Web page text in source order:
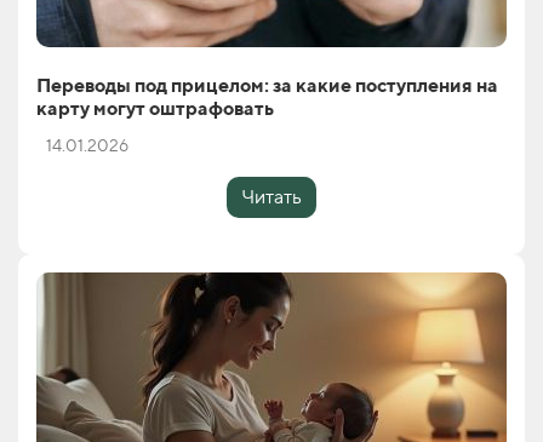
Переводы под прицелом: за какие поступления на
карту могут оштрафовать
14.01.2026
Читать